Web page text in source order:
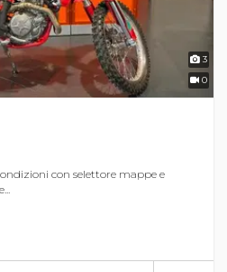
3
0
con selettore mappe e